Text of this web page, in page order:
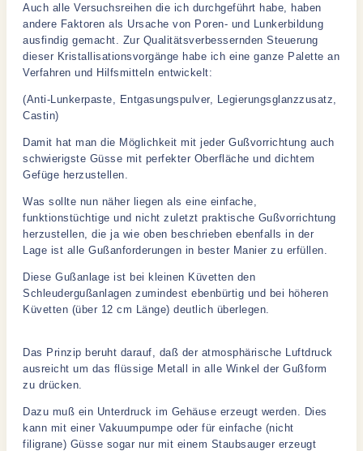
Auch alle Versuchsreihen die ich durchgeführt habe, haben
andere Faktoren als Ursache von Poren- und Lunkerbildung
ausfindig gemacht. Zur Qualitätsverbessernden Steuerung
dieser Kristallisationsvorgänge habe ich eine ganze Palette an
Verfahren und Hilfsmitteln entwickelt:
(Anti-Lunkerpaste, Entgasungspulver, Legierungsglanzzusatz,
Castin)
Damit hat man die Möglichkeit mit jeder Gußvorrichtung auch
schwierigste Güsse mit perfekter Oberfläche und dichtem
Gefüge herzustellen.
Was sollte nun näher liegen als eine einfache,
funktionstüchtige und nicht zuletzt praktische Gußvorrichtung
herzustellen, die ja wie oben beschrieben ebenfalls in der
Lage ist alle Gußanforderungen in bester Manier zu erfüllen.
Diese Gußanlage ist bei kleinen Küvetten den
Schleudergußanlagen zumindest ebenbürtig und bei höheren
Küvetten (über 12 cm Länge) deutlich überlegen.
Das Prinzip beruht darauf, daß der atmosphärische Luftdruck
ausreicht um das flüssige Metall in alle Winkel der Gußform
zu drücken.
Dazu muß ein Unterdruck im Gehäuse erzeugt werden. Dies
kann mit einer Vakuumpumpe oder für einfache (nicht
filigrane) Güsse sogar nur mit einem Staubsauger erzeugt